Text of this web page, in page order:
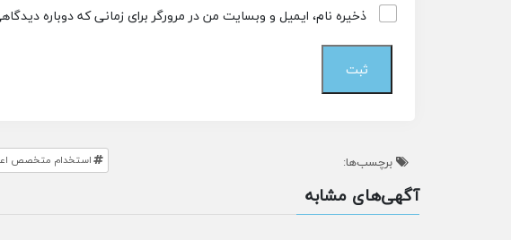
ذخیره نام، ایمیل و وبسایت من در مرورگر برای زمانی که دوباره
برچسب‌ها: استخدام متخصص
آگهی‌های مشابه